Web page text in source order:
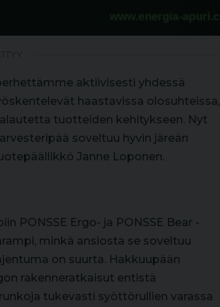
aktiivisesti yhdessä
haastavissa olosuhteissa,
tuotteiden kehitykseen. Nyt
soveltuu hyvin järeän
Janne Loponen.
PONSSE Ergo- ja PONSSE Bear -
minkä ansiosta se soveltuu
on suurta. Hakkuupään
rakenneratkaisut entistä
tukevasti syöttörullien varassa